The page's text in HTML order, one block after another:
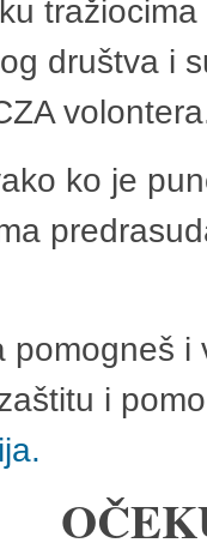
društva i
ko je
pomogneš
i